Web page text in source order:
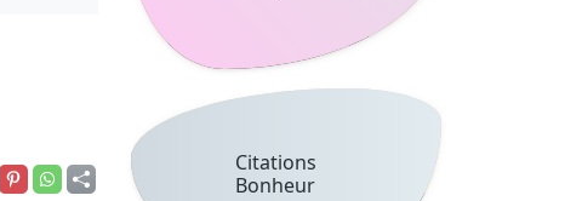
Citations
Bonheur